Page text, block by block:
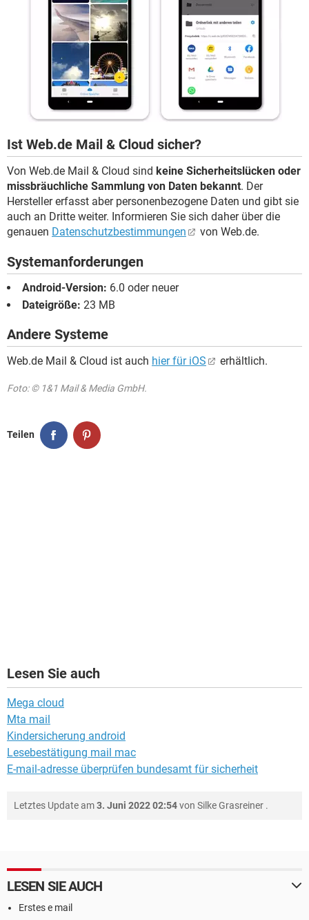
Ist Web.de Mail & Cloud sicher?
Von Web.de Mail & Cloud sind keine Sicherheitslücken oder
missbräuchliche Sammlung von Daten bekannt. Der
Hersteller erfasst aber personenbezogene Daten und gibt sie
auch an Dritte weiter. Informieren Sie sich daher über die
genauen Datenschutzbestimmungen von Web.de.
Systemanforderungen
Android-Version: 6.0 oder neuer
Dateigröße: 23 MB
Andere Systeme
Web.de Mail & Cloud ist auch hier für iOS erhältlich.
Foto: © 1&1 Mail & Media GmbH.
Teilen
Lesen Sie auch
Mega cloud
Mta mail
Kindersicherung android
Lesebestätigung mail mac
E-mail-adresse überprüfen bundesamt für sicherheit
Letztes Update am3. Juni 2022 02:54von Silke Grasreiner .
LESEN SIE AUCH
Erstes e mail